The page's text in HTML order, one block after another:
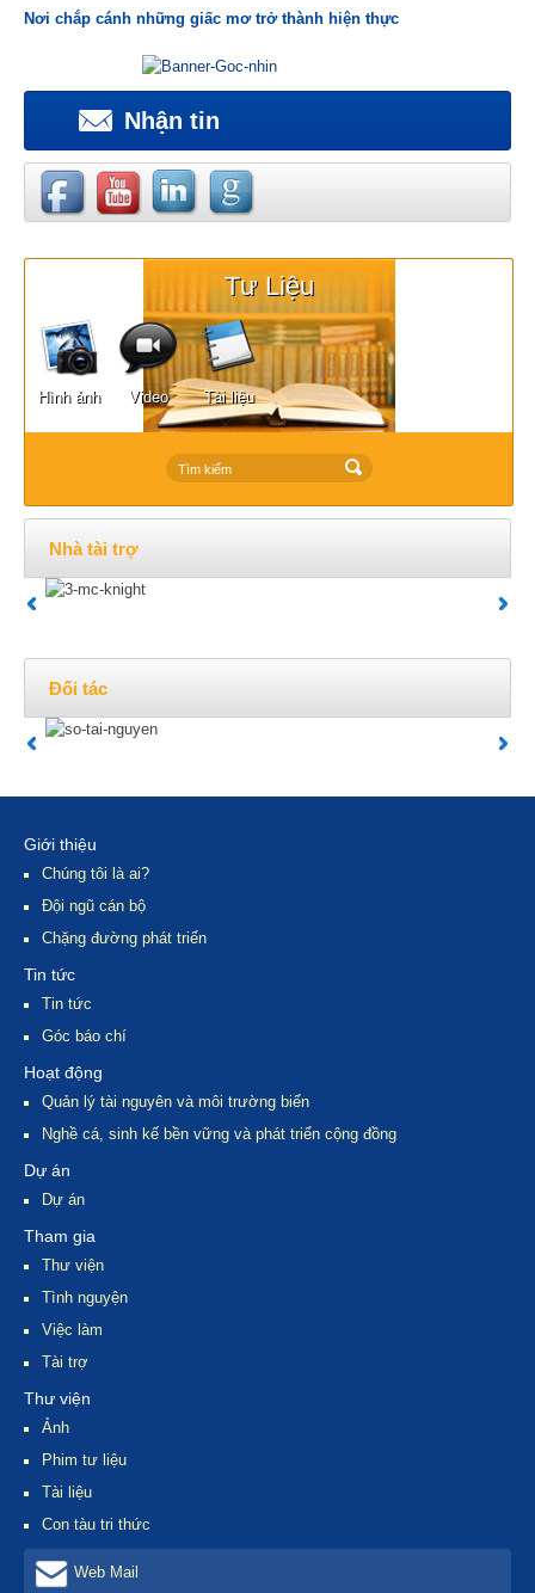
Nơi chắp cánh những giấc mơ trở thành hiện thực
Nhận tin
Tư Liệu
Hình ảnh Video Tài liệu
Nhà tài trợ
Đối tác
Giới thiệu
Chúng tôi là ai?
Đội ngũ cán bộ
Chặng đường phát triển
Tin tức
Tin tức
Góc báo chí
Hoạt động
Quản lý tài nguyên và môi trường biển
Nghề cá, sinh kế bền vững và phát triển cộng đồng
Dự án
Dự án
Tham gia
Thư viện
Tình nguyện
Việc làm
Tài trợ
Thư viện
Ảnh
Phim tư liệu
Tài liệu
Con tàu tri thức
Web Mail